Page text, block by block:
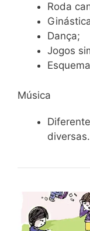
Roda
Dança;
Jogos
Música
diversas.